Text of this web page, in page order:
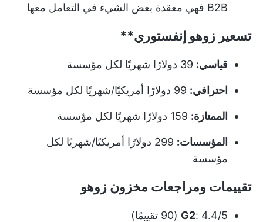
B2B فهي معقدة بعض الشيء في التعامل معها
تسعير زوهو إنفستوري**
قياسي:
احترافي:
الممتازة:
المؤسسات:
299 دولارًا أمريكيًا/شهريًا لكل
مؤسسة
تقييمات ومراجعات مخزون زوهو
G2: 4.4/5 (90 تقييمًا)